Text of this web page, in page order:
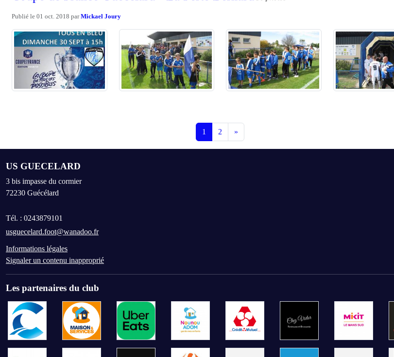
Publié le 01 oct. 2018 parMickael Joury
1 2 »
US GUECELARD
3 bis impasse du cormier
72230 Guécélard
Tél. : 0243879101
usguecelard.foot@wanadoo.fr
Informations légales
Signaler un contenu inapproprié
Les partenaires du club